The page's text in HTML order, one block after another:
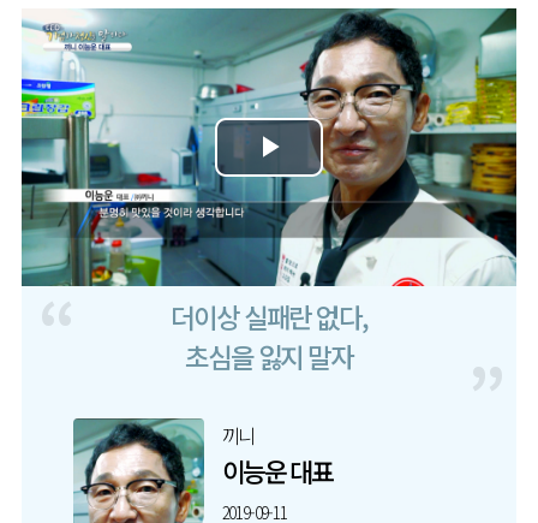
더이상 실패란 없다,
초심을 잃지 말자
끼니
이능운 대표
2019-09-11